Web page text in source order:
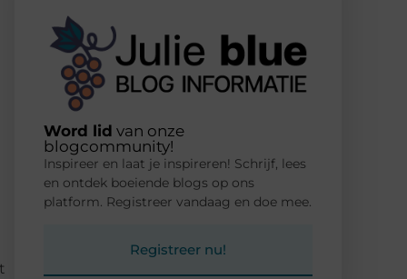
Word lid van onze
blogcommunity!
Inspireer en laat je inspireren! Schrijf, lees
en ontdek boeiende blogs op ons
platform. Registreer vandaag en doe mee.
Registreer nu!